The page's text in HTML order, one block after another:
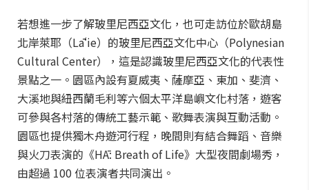
若想進一步了解玻里尼西亞文化，也可走訪位於歐胡島
北岸萊耶（Lāʻie）的玻里尼西亞文化中心（Polynesian
Cultural Center），這是認識玻里尼西亞文化的代表性
景點之一。園區內設有夏威夷、薩摩亞、東加、斐濟、
大溪地與紐西蘭毛利等六個太平洋島嶼文化村落，遊客
可參與各村落的傳統工藝示範、歌舞表演與互動活動。
園區也提供獨木舟遊河行程，晚間則有結合舞蹈、音樂
與火刀表演的《HĀ: Breath of Life》大型夜間劇場秀，
由超過 100 位表演者共同演出。